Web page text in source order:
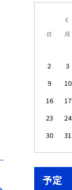
日 月
2
3
9
10
16
17
23
24
30
31
予定